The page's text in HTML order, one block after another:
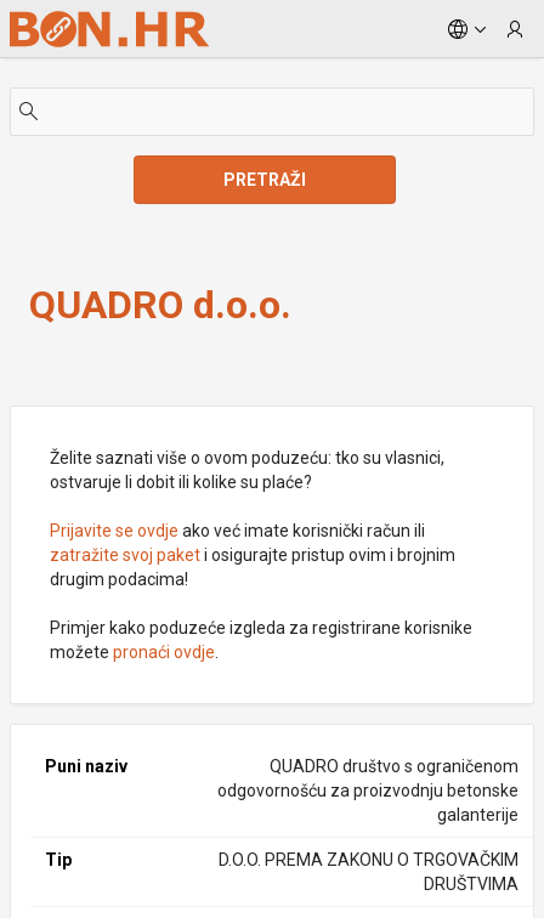
Skip to Main Content
PRETRAŽI
QUADRO d.o.o.
Želite saznati više o ovom poduzeću: tko su vlasnici,
ostvaruje li dobit ili kolike su plaće?
Prijavite se ovdje ako već imate korisnički račun ili
zatražite svoj paketi osigurajte pristup ovim i brojnim
drugim podacima!
Primjer kako poduzeće izgleda za registrirane korisnike
možete pronaći ovdje
Puni naziv
QUADRO društvo s ograničenom
odgovornošću za proizvodnju betonske
galanterije
Tip
D.O.O. PREMA ZAKONU O TRGOVAČKIM
DRUŠTVIMA